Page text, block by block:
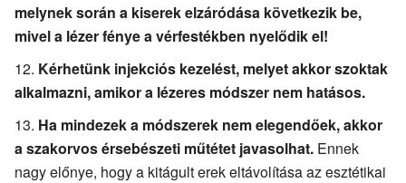
melynek során a kiserek elzáródása következik be,
mivel a lézer fénye a vérfestékben nyelődik el!
Kérhetünk injekciós kezelést, melyet akkor szoktak
alkalmazni, amikor a lézeres módszer nem hatásos.
Ha mindezek a módszerek nem elegendőek, akkor
a szakorvos érsebészeti műtétet javasolhat. Ennek
nagy előnye, hogy a kitágult erek eltávolítása az esztétikai